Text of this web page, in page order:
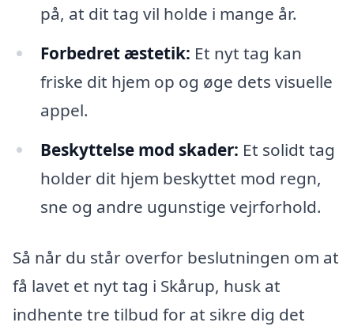
på, at dit tag vil holde i mange år.
Forbedret æstetik: Et nyt tag kan
friske dit hjem op og øge dets visuelle
appel.
Beskyttelse mod skader: Et solidt tag
holder dit hjem beskyttet mod regn,
sne og andre ugunstige vejrforhold.
Så når du står overfor beslutningen om at
få lavet et nyt tag i Skårup, husk at
indhente tre tilbud for at sikre dig det